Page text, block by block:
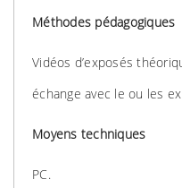
Méthodes pédagogiques
Vidéos d’exposés
échange avec le ou les
Moyens techniques
PC.